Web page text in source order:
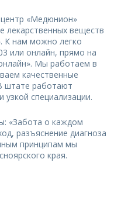
«Медюнион»
лекарственных веществ
К нам можно легко
или онлайн, прямо на
Мы работаем в
качественные
штате работают
специализации.
«Забота о каждом
разъяснение диагноза
принципам мы
края.